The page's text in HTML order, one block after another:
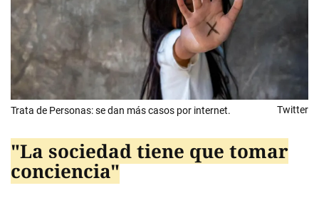
Trata de Personas: se dan más casos por internet. Twitter
"La sociedad tiene que tomar
conciencia"